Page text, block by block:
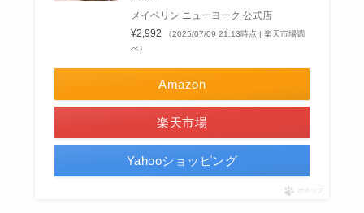
メイベリン ニューヨーク 公式店
¥2,992
（2025/07/09 21:13時点 | 楽天市場調
べ）
Amazon
楽天市場
Yahooショッピング
ポチップ